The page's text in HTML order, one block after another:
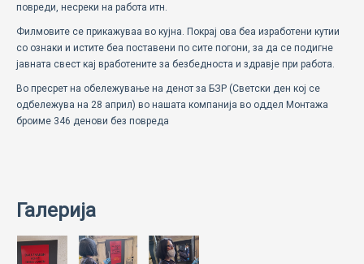
КОНТАКТ
повреди, несреки на работа итн.
Филмовите се прикажуваа во кујна. Покрај ова беа изработени кутии
со ознаки и истите беа поставени по сите погони, за да се подигне
јавната свест кај вработените за безбедноста и здравје при работа.
Во пресрет на обележување на денот за БЗР (Светски ден кој се
одбележува на 28 април) во нашата компанија во оддел Монтажа
броиме 346 денови без повреда
Галерија